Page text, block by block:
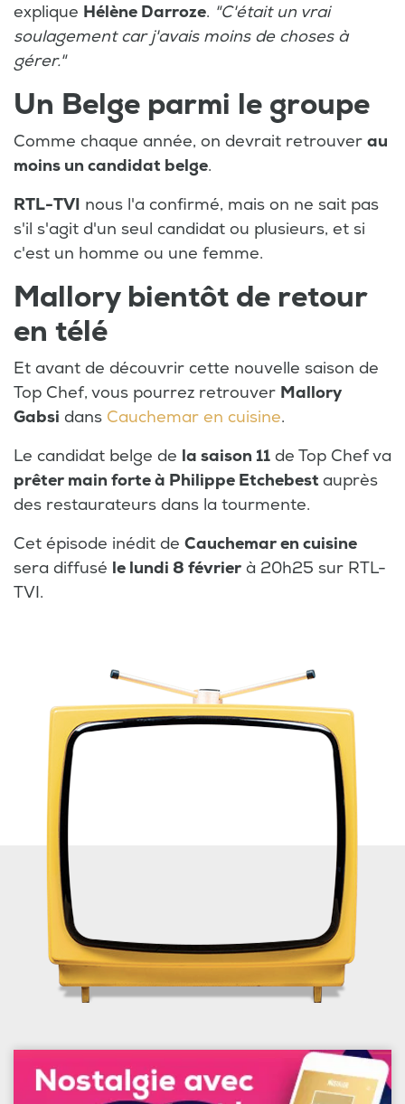
explique Hélène Darroze. "C'était un vrai
soulagement car j'avais moins de choses à
gérer."
Un Belge parmi le groupe
Comme chaque année, on devrait retrouver au
moins un candidat belge.
RTL-TVI nous l'a confirmé, mais on ne sait pas
s'il s'agit d'un seul candidat ou plusieurs, et si
c'est un homme ou une femme.
Mallory bientôt de retour
en télé
Et avant de découvrir cette nouvelle saison de
Top Chef, vous pourrez retrouver Mallory
Gabsi dans Cauchemar en cuisine.
Le candidat belge de la saison 11 de Top Chef va
prêter main forte à Philippe Etchebestauprès
des restaurateurs dans la tourmente.
Cet épisode inédit de Cauchemar en cuisine
sera diffusé le lundi 8 février à 20h25 sur RTL-
TVI.